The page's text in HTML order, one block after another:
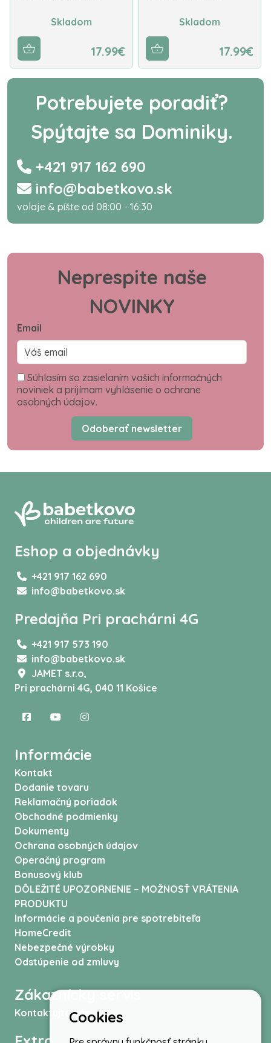
Skladom
17.99€
Skladom
17.99€
Potrebujete poradiť?
Spýtajte sa Dominiky.
+421 917 162 690
info@babetkovo.sk
volaje & píšte od 08:00 - 16:30
Neprespite naše
NOVINKY
Email
Súhlasím so zasielaním vašich informačných
noviniek a prijímam vyhlásenie o ochrane
osobných údajov.
Odoberať newsletter
Eshop a objednávky
+421 917 162 690
info@babetkovo.sk
Predajňa Pri prachárni 4G
+421 917 573 190
info@babetkovo.sk
JAMET s.r.o,
Pri prachárni 4G, 040 11 Košice
Informácie
Kontakt
Dodanie tovaru
Reklamačný poriadok
Obchodné podmienky
Dokumenty
Ochrana osobných údajov
Operačný program
Bonusový klub
DÔLEŽITÉ UPOZORNENIE – MOŽNOSŤ VRÁTENIA
PRODUKTU
Informácie a poučenia pre spotrebiteľa
HomeCredit
Nebezpečné výrobky
Odstúpenie od zmluvy
Zákaznícky servis
Kontaktujte násCookies